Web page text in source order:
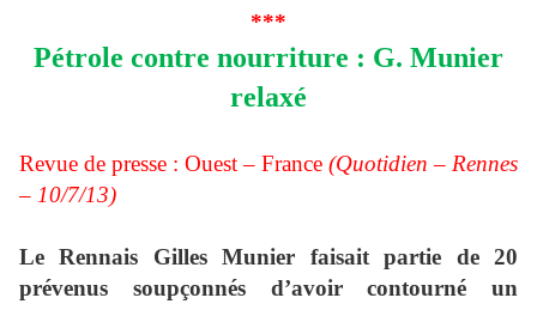
***
Pétrole contre nourriture : G. Munier
relaxé
Revue de presse : Ouest – France (Quotidien – Rennes
– 10/7/13)
Le Rennais Gilles Munier faisait partie de 20
prévenus soupçonnés d’avoir contourné un